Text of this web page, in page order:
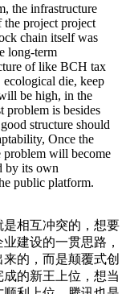
the infrastructure
the project project
chain itself was
long-term
of like BCH tax
die, keep
be high, in the
problem is besides
structure should
Once the
will become
by its own
public platform.
相互冲突的，想要
建设的一贯思路，
的，而是颠覆式创
的新王上位，想当